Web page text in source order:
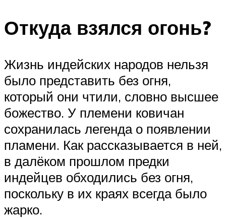
Откуда взялся огонь?
Жизнь индейских народов нельзя
было представить без огня,
который они чтили, словно высшее
божество. У племени ковичан
сохранилась легенда о появлении
пламени. Как рассказывается в ней,
в далёком прошлом предки
индейцев обходились без огня,
поскольку в их краях всегда было
жарко.